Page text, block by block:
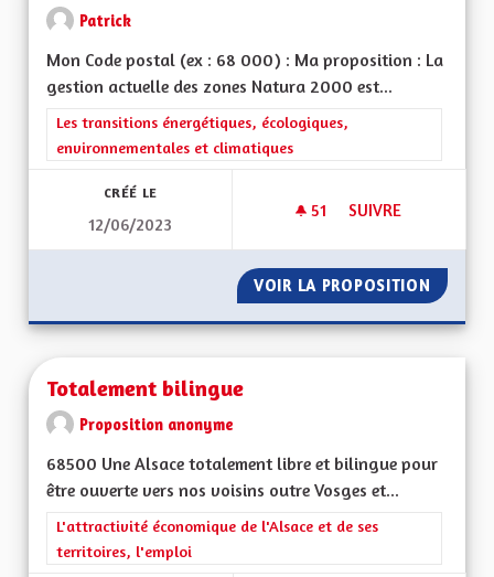
Patrick
Mon Code postal (ex : 68 000) : Ma proposition : La
gestion actuelle des zones Natura 2000 est...
Filtrer les résultats de la catégorie : Les transitions
Les transitions énergétiques, écologiques,
environnementales et climatiques
CRÉÉ LE
12/06/2023
51 51 ABONNÉS
SUIVRE
VOIR LA PROPOSITION
Totalement bilingue
Proposition anonyme
68500 Une Alsace totalement libre et bilingue pour
être ouverte vers nos voisins outre Vosges et...
Filtrer les résultats de la catégorie : L'attractivité
L'attractivité économique de l'Alsace et de ses
territoires, l'emploi